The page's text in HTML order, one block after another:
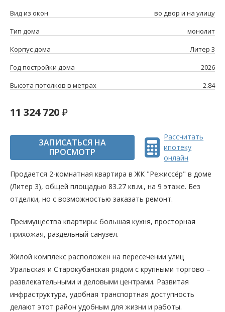
Вид из окон
во двор и на улицу
Тип дома
монолит
Корпус дома
Литер 3
Год постройки дома
2026
Высота потолков в метрах
2.84
11 324 720
ЗАПИСАТЬСЯ НА
ПРОСМОТР
Рассчитать
ипотеку
онлайн
Продается 2-комнатная квартира в ЖК "Режиссёр" в доме
(Литер 3), общей площадью 83.27 кв.м., на 9 этаже. Без
отделки, но с возможностью заказать ремонт.
Преимущества квартиры: большая кухня, просторная
прихожая, раздельный санузел.
Жилой комплекс расположен на пересечении улиц
Уральская и Старокубанская рядом с крупными торгово –
развлекательными и деловыми центрами. Развитая
инфраструктура, удобная транспортная доступность
делают этот район удобным для жизни и работы.